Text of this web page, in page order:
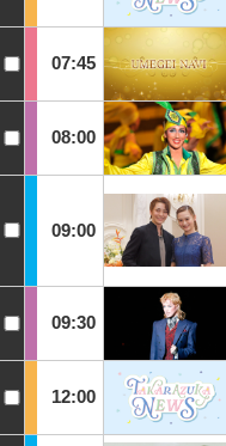
07:45
08:00
09:00
09:30
12:00